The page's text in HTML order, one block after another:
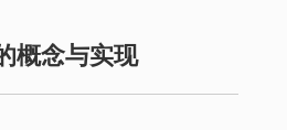
概念与实现